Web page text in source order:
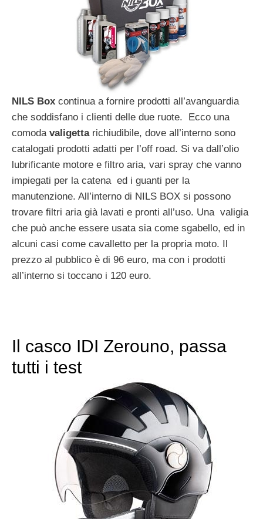
NILS Box continua a fornire prodotti all’avanguardia
che soddisfano i clienti delle due ruote. Ecco una
comoda valigettarichiudibile, dove all’interno sono
catalogati prodotti adatti per l’off road. Si va dall’olio
lubrificante motore e filtro aria, vari spray che vanno
impiegati per la catena ed i guanti per la
manutenzione. All’interno di NILS BOX si possono
trovare filtri aria già lavati e pronti all’uso. Una valigia
che può anche essere usata sia come sgabello, ed in
alcuni casi come cavalletto per la propria moto. Il
prezzo al pubblico è di 96 euro, ma con i prodotti
all’interno si toccano i 120 euro.
Il casco IDI Zerouno, passa
tutti i test